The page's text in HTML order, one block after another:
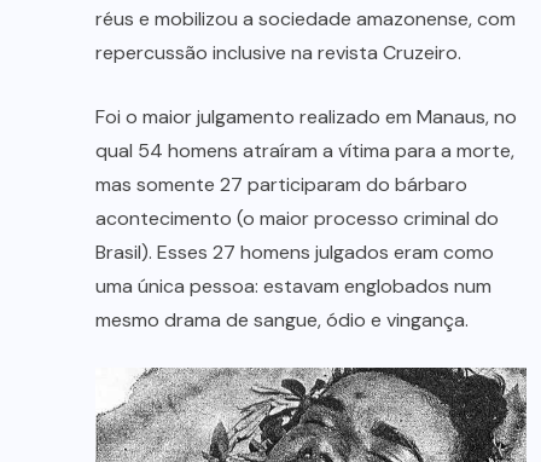
réus e mobilizou a sociedade amazonense, com
repercussão inclusive na revista Cruzeiro.
Foi o maior julgamento realizado em Manaus, no
qual 54 homens atraíram a vítima para a morte,
mas somente 27 participaram do bárbaro
acontecimento (o maior processo criminal do
Brasil). Esses 27 homens julgados eram como
uma única pessoa: estavam englobados num
mesmo drama de sangue, ódio e vingança.